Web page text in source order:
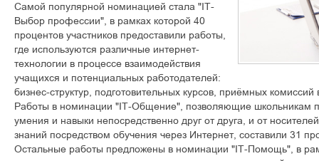
Ñàìîé ïîïóëÿðíîé íîìèíàöèåé ñòàëà "IT-
Âûáîð ïðîôåññèè", â ðàìêàõ êîòîðîé 40
ïðîöåíòîâ ó÷àñòíèêîâ ïðåäîñòàâèëè ðàáîòû,
ãäå èñïîëüçóþòñÿ ðàçëè÷íûå èíòåðíåò-
òåõíîëîãèè â ïðîöåññå âçàèìîäåéñòâèÿ
ó÷àùèõñÿ è ïîòåíöèàëüíûõ ðàáîòîäàòåëåé:
áèçíåñ-ñòðóêòóð, ïîäãîòîâèòåëüíûõ êóðñîâ, ïðè¸ìíûõ êîìèññèé
Ðàáîòû â íîìèíàöèè "IT-Îáùåíèå", ïîçâîëÿþùèå øêîëüíèêàì
óìåíèÿ è íàâûêè íåïîñðåäñòâåííî äðóã îò äðóãà, è îò
çíàíèé ïîñðåäñòâîì îáó÷åíèÿ ÷åðåç Èíòåðíåò, ñîñòàâèëè 31
Îñòàëüíûå ðàáîòû ïðåäëîæåíû â íîìèíàöèè "IT-Ïîìîùü", â